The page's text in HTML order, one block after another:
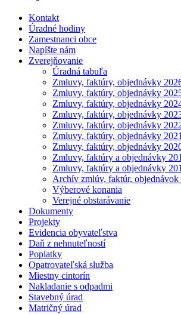
Kontakt
Úradné hodiny
Zamestnanci obce
Napíšte nám
Zverejňovanie
Úradná tabuľa
Zmluvy, faktúry, objednávky
Zmluvy, faktúry, objednávky
Zmluvy, faktúry, objednávky
Zmluvy, faktúry, objednávky
Zmluvy, faktúry, objednávky
Zmluvy, faktúry, objednávky 2021
Zmluvy, faktúry, objednávky
Zmluvy, faktúry a objednávky
Zmluvy, faktúry a objednávky
Archív zmlúv, faktúr, objednávok
Výberové konania
Verejné obstarávanie
Dokumenty
Projekty
Evidencia obyvateľstva
Daň z nehnuteľností
Poplatky
Opatrovateľská služba
Miestny cintorín
Nakladanie s odpadmi
Stavebný úrad
Matričný úrad